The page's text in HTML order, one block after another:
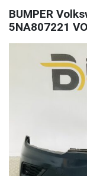
BUMPER
5NA807221